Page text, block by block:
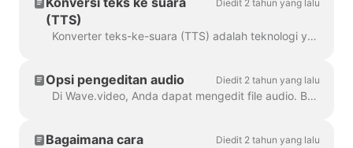
(TTS)
Diedit 2 tahun yang lalu
Konverter teks-ke-suara (TTS) adalah teknologi yang mendekripsi teks digital dan mensintesis ucapan darinya menggunakan suara buatan. Ketika datang...
Opsi pengeditan audio Diedit 2 tahun yang lalu
Di Wave.video, Anda dapat mengedit file audio. Berikut adalah opsi pengeditan yang tersedia: Memotong file audio Mengubah volumenya Menambahkan efek fade-in/fade-out...
Bagaimana cara
Diedit 2 tahun yang lalu